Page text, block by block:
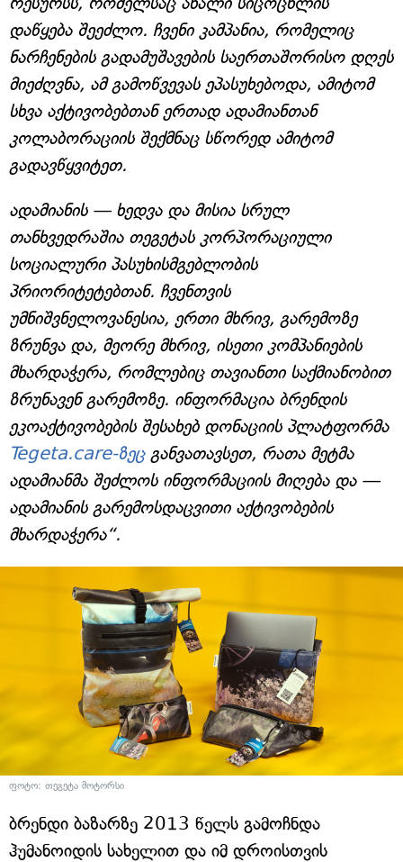
დაწყება შეეძლო. ჩვენი კამპანია, რომელიც
ნარჩენების გადამუშავების საერთაშორისო დღეს
მიეძღვნა, ამ გამოწვევას ეპასუხებოდა, ამიტომ
სხვა აქტივობებთან ერთად ადამიანთან
კოლაბორაციის შექმნაც სწორედ ამიტომ
გადავწყვიტეთ.
ადამიანის — ხედვა და მისია სრულ
თანხვედრაშია თეგეტას კორპორაციული
სოციალური პასუხისმგებლობის
პრიორიტეტებთან. ჩვენთვის
უმნიშვნელოვანესია, ერთი მხრივ, გარემოზე
ზრუნვა და, მეორე მხრივ, ისეთი კომპანიების
მხარდაჭერა, რომლებიც თავიანთი საქმიანობით
ზრუნავენ გარემოზე. ინფორმაცია ბრენდის
ეკოაქტივობების შესახებ დონაციის პლატფორმა
Tegeta.care-ზეც განვათავსეთ, რათა მეტმა
ადამიანმა შეძლოს ინფორმაციის მიღება და —
ადამიანის გარემოსდაცვითი აქტივობების
მხარდაჭერა“.
ფოტო: თეგეტა მოტორსი
ბრენდი ბაზარზე 2013 წელს გამოჩნდა
ჰუმანოიდის სახელით და იმ დროისთვის